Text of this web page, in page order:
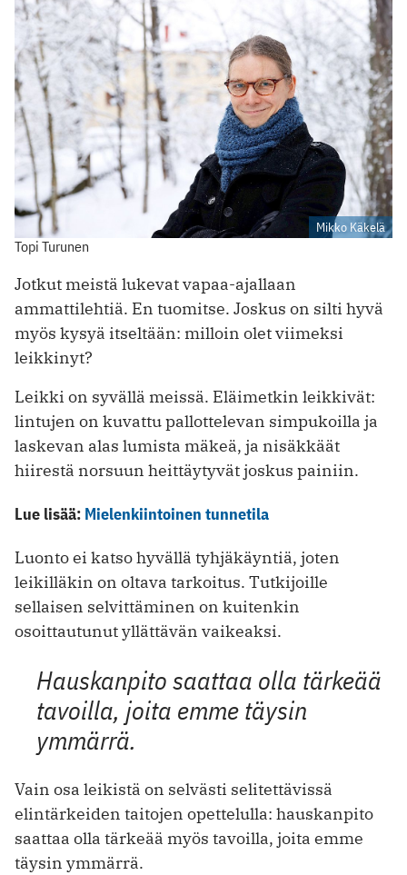
Mikko Käkelä
Topi Turunen
Jotkut meistä lukevat vapaa-ajallaan
ammattilehtiä. En tuomitse. Joskus on silti hyvä
myös kysyä itseltään: milloin olet viimeksi
leikkinyt?
Leikki on syvällä meissä. Eläimetkin leikkivät:
lintujen on kuvattu pallottelevan simpukoilla ja
laskevan alas lumista mäkeä, ja nisäkkäät
hiirestä norsuun heittäytyvät joskus painiin.
Lue lisää: Mielenkiintoinen tunnetila
Luonto ei katso hyvällä tyhjäkäyntiä, joten
leikilläkin on oltava tarkoitus. Tutkijoille
sellaisen selvittäminen on kuitenkin
osoittautunut yllättävän vaikeaksi.
Hauskanpito saattaa olla tärkeää
tavoilla, joita emme täysin
ymmärrä.
Vain osa leikistä on selvästi selitettävissä
elintärkeiden taitojen opettelulla: hauskanpito
saattaa olla tärkeää myös tavoilla, joita emme
täysin ymmärrä.